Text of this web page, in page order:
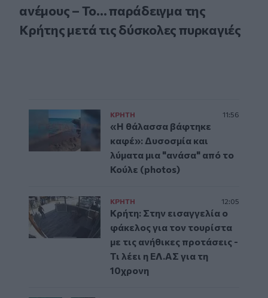
ανέμους – Το... παράδειγμα της
Κρήτης μετά τις δύσκολες πυρκαγιές
ΚΡΗΤΗ 11:56
«Η θάλασσα βάφτηκε
καφέ»: Δυσοσμία και
λύματα μια "ανάσα" από το
Κούλε (photos)
ΚΡΗΤΗ 12:05
Κρήτη: Στην εισαγγελία ο
φάκελος για τον τουρίστα
με τις ανήθικες προτάσεις -
Τι λέει η ΕΛ.ΑΣ για τη
10χρονη